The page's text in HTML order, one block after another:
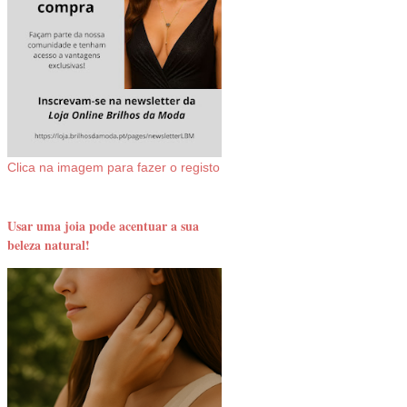
Clica na imagem para fazer o registo
Usar uma joia pode acentuar a sua
beleza natural!